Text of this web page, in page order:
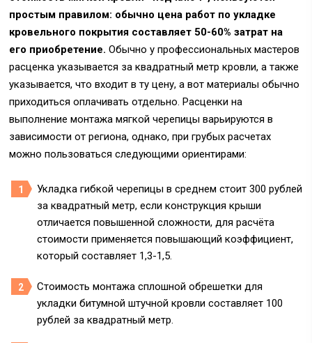
простым правилом: обычно цена работ по укладке
кровельного покрытия составляет 50-60% затрат на
его приобретение. Обычно у профессиональных мастеров
расценка указывается за квадратный метр кровли, а также
указывается, что входит в ту цену, а вот материалы обычно
приходиться оплачивать отдельно. Расценки на
выполнение монтажа мягкой черепицы варьируются в
зависимости от региона, однако, при грубых расчетах
можно пользоваться следующими ориентирами:
Укладка гибкой черепицы в среднем стоит 300 рублей
за квадратный метр, если конструкция крыши
отличается повышенной сложности, для расчёта
стоимости применяется повышающий коэффициент,
который составляет 1,3-1,5.
Стоимость монтажа сплошной обрешетки для
укладки битумной штучной кровли составляет 100
рублей за квадратный метр.